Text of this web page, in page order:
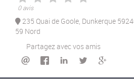
0 avis
235 Quai de Goole, Dunkerque
59 Nord
Partagez avec vos amis